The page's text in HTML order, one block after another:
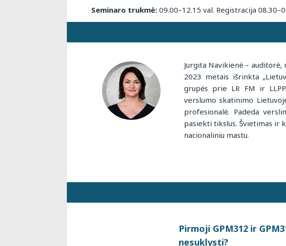
Seminaro trukmė: 09.00–12.15 val. Registracija
Jurgita Navikienė – auditorė,
2023 metais išrinkta
grupės prie LR FM ir
verslumo skatinimo
profesionalė. Padeda
pasiekti tikslus. Švietimas ir
nacionaliniu mastu.
Pirmoji GPM312 ir
nesuklysti?